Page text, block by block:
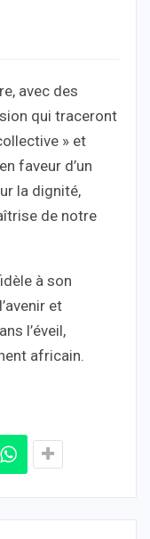
avec des
qui traceront
» et
faveur d’un
la dignité,
de notre
à son
et
l’éveil,
africain.